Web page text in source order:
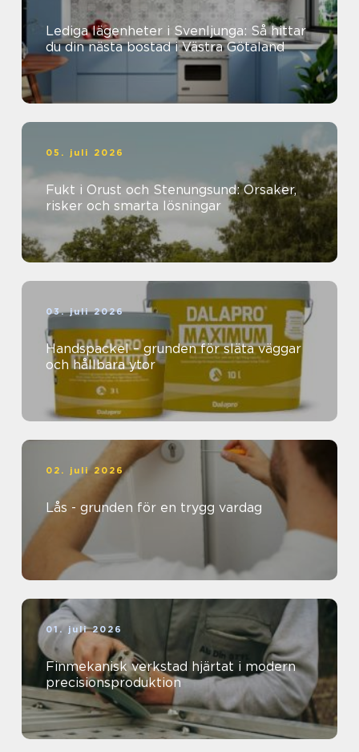
Lediga lägenheter i Svenljunga: Så hittar
du din nästa bostad i Västra Götaland
05. juli 2026
Fukt i Orust och Stenungsund: Orsaker,
risker och smarta lösningar
03. juli 2026
Handspackel – grunden för släta väggar
och hållbara ytor
02. juli 2026
Lås - grunden för en trygg vardag
01. juli 2026
Finmekanisk verkstad hjärtat i modern
precisionsproduktion